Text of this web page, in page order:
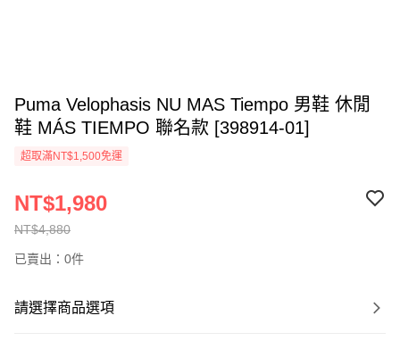
Puma Velophasis NU MAS Tiempo 男鞋 休閒
鞋 MÁS TIEMPO 聯名款 [398914-01]
超取滿NT$1,500免運
NT$4,880
NT$1,980
已賣出：0件
請選擇商品選項